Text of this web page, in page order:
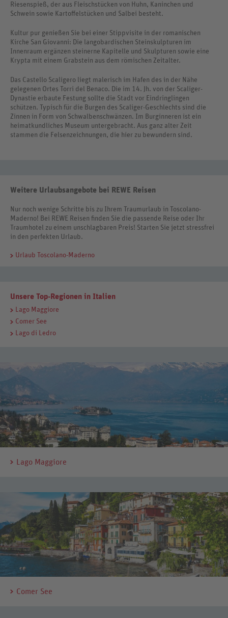
Riesenspieß, der aus Fleischstücken von Huhn, Kaninchen und
Schwein sowie Kartoffelstücken und Salbei besteht.
Kultur pur genießen Sie bei einer Stippvisite in der romanischen
Kirche San Giovanni: Die langobardischen Steinskulpturen im
Innenraum ergänzen steinerne Kapitelle und Skulpturen sowie eine
Krypta mit einem Grabstein aus dem römischen Zeitalter.
Das Castello Scaligero liegt malerisch im Hafen des in der Nähe
gelegenen Ortes Torri del Benaco. Die im 14. Jh. von der Scaliger-
Dynastie erbaute Festung sollte die Stadt vor Eindringlingen
schützen. Typisch für die Burgen des Scaliger-Geschlechts sind die
Zinnen in Form von Schwalbenschwänzen. Im Burginneren ist ein
heimatkundliches Museum untergebracht. Aus ganz alter Zeit
stammen die Felsenzeichnungen, die hier zu bewundern sind.
Weitere Urlaubsangebote bei REWE Reisen
Nur noch wenige Schritte bis zu Ihrem Traumurlaub in Toscolano-
Maderno! Bei REWE Reisen finden Sie die passende Reise oder Ihr
Traumhotel zu einem unschlagbaren Preis! Starten Sie jetzt stressfrei
in den perfekten Urlaub.
Urlaub Toscolano-Maderno
Unsere Top-Regionen in Italien
Lago Maggiore
Comer See
Lago di Ledro
Lago Maggiore
Comer See